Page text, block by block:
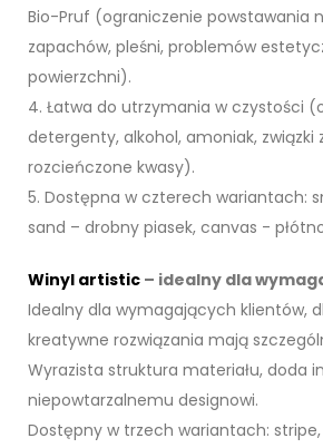
Bio-Pruf (ograniczenie powstawania
zapachów, pleśni, problemów
powierzchni).
4. Łatwa do utrzymania w czystości
detergenty, alkohol, amoniak, związki
rozcieńczone kwasy).
5. Dostępna w czterech wariantach:
sand – drobny piasek, canvas -
Winyl artistic – idealny dla
Idealny dla wymagających klientów,
kreatywne rozwiązania mają
Wyrazista struktura materiału, doda
niepowtarzalnemu designowi.
Dostępny w trzech wariantach: